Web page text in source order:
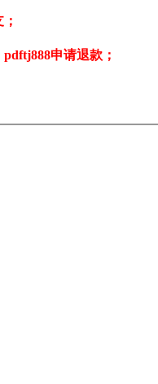
申请退款；